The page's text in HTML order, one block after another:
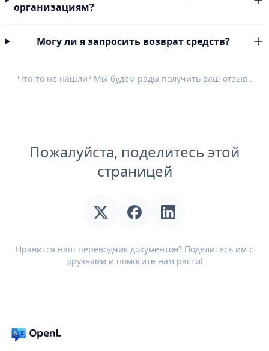
организациям?
Могу ли я запросить возврат средств?
Что-то не нашли? Мы будем рады получить ваш отзыв.
Пожалуйста, поделитесь этой
страницей
Нравится наш переводчик документов? Поделитесь им с
друзьями и помогите нам расти!